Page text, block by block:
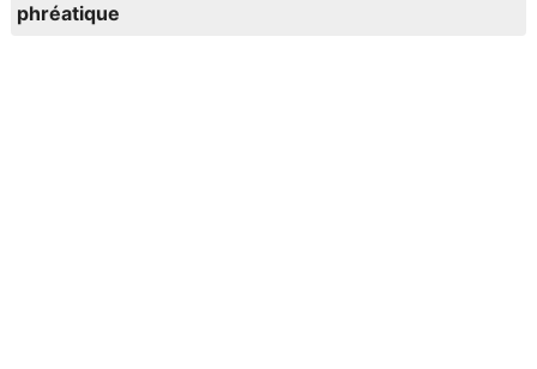
phréatique